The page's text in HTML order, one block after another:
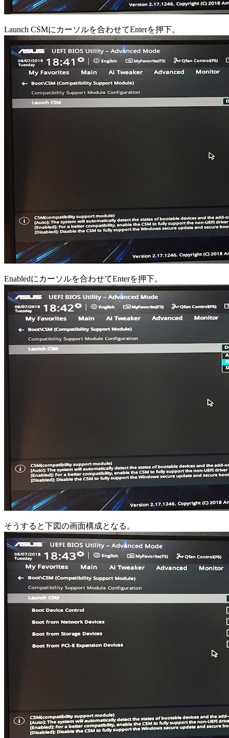
Launch CSMにカーソルを合わせてEnterを押下。
Enabledにカーソルを合わせてEnterを押下。
そうすると下図の画面構成となる。